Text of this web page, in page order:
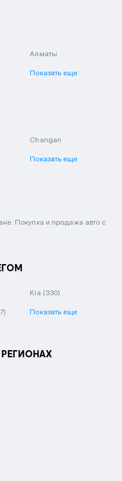
Алматы
Показать еще
Changan
Показать еще
Покупка и продажа авто с
Kia (330)
Показать еще